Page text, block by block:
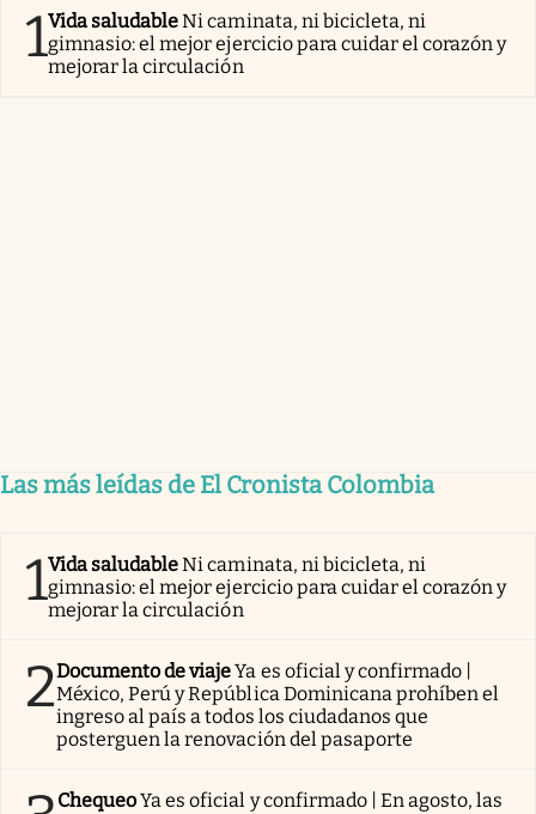
1Vida saludableNi caminata, ni bicicleta, ni
gimnasio: el mejor ejercicio para cuidar el corazón y
mejorar la circulación
Las más leídas de El Cronista Colombia
1Vida saludableNi caminata, ni bicicleta, ni
gimnasio: el mejor ejercicio para cuidar el corazón y
mejorar la circulación
2Documento de viajeYa es oficial y confirmado |
México, Perú y República Dominicana prohíben el
ingreso al país a todos los ciudadanos que
posterguen la renovación del pasaporte
ChequeoYa es oficial y confirmado | En agosto, las